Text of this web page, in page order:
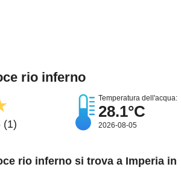
rio inferno
(1)
Temperatura dell'acqua:
28.1°C
2026-08-05
rio inferno si trova a Imperia in